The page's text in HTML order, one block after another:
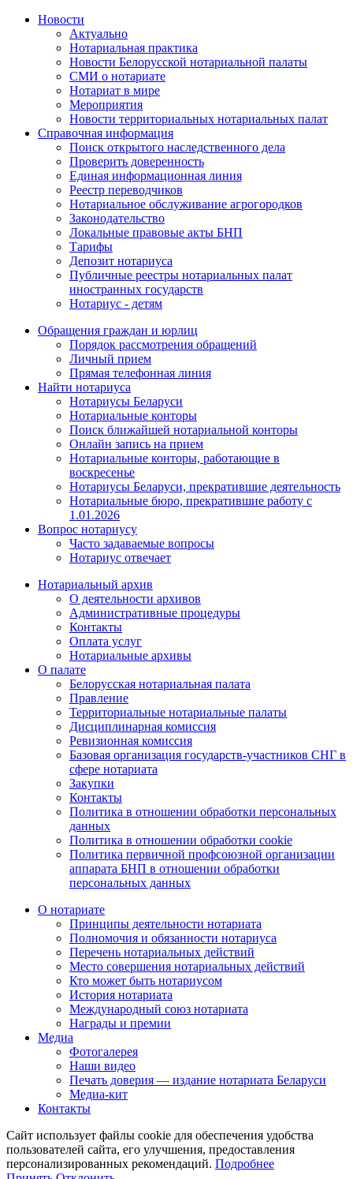
Новости
Актуально
Нотариальная практика
Новости Белорусской нотариальной палаты
СМИ о нотариате
Нотариат в мире
Мероприятия
Новости территориальных нотариальных палат
Справочная информация
Поиск открытого наследственного дела
Проверить доверенность
Единая информационная линия
Реестр переводчиков
Нотариальное обслуживание агрогородков
Законодательство
Локальные правовые акты БНП
Тарифы
Депозит нотариуса
Публичные реестры нотариальных палат
иностранных государств
Нотариус - детям
Обращения граждан и юрлиц
Порядок рассмотрения обращений
Личный прием
Прямая телефонная линия
Найти нотариуса
Нотариусы Беларуси
Нотариальные конторы
Поиск ближайшей нотариальной конторы
Онлайн запись на прием
Нотариальные конторы, работающие в
воскресенье
Нотариусы Беларуси, прекратившие деятельность
Нотариальные бюро, прекратившие работу с
1.01.2026
Вопрос нотариусу
Часто задаваемые вопросы
Нотариус отвечает
Нотариальный архив
О деятельности архивов
Административные процедуры
Контакты
Оплата услуг
Нотариальные архивы
О палате
Белорусская нотариальная палата
Правление
Территориальные нотариальные палаты
Дисциплинарная комиссия
Ревизионная комиссия
Базовая организация государств-участников СНГ в
сфере нотариата
Закупки
Контакты
Политика в отношении обработки персональных
данных
Политика в отношении обработки cookie
Политика первичной профсоюзной организации
аппарата БНП в отношении обработки
персональных данных
О нотариате
Принципы деятельности нотариата
Полномочия и обязанности нотариуса
Перечень нотариальных действий
Место совершения нотариальных действий
Кто может быть нотариусом
История нотариата
Международный союз нотариата
Награды и премии
Медиа
Фотогалерея
Наши видео
Печать доверия — издание нотариата Беларуси
Медиа-кит
Контакты
Сайт использует файлы cookie для обеспечения удобства
пользователей сайта, его улучшения, предоставления
персонализированных рекомендаций. Подробнее